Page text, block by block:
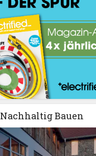
Nachhaltig Bauen